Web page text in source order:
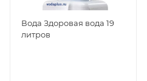
Вода Здоровая вода 19
литров